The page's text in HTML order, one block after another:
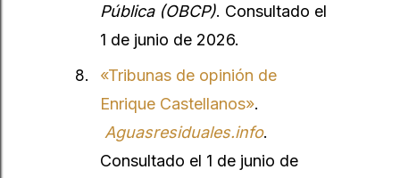
Pública (OBCP). Consultado el
1 de junio de 2026.
«Tribunas de opinión de
Enrique Castellanos».
Aguasresiduales.info.
Consultado el 1 de junio de